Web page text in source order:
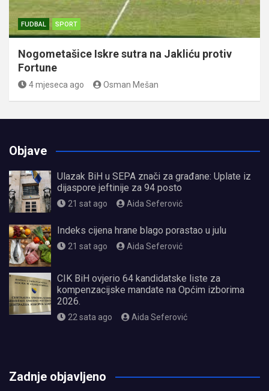
FUDBAL SPORT
Nogometašice Iskre sutra na Jakliću protiv
Fortune
4 mjeseca ago Osman Mešan
Objave
Ulazak BiH u SEPA znači za građane: Uplate iz
dijaspore jeftinije za 94 posto
21 sat ago Aida Seferović
Indeks cijena hrane blago porastao u julu
21 sat ago Aida Seferović
CIK BiH ovjerio 64 kandidatske liste za
kompenzacijske mandate na Općim izborima
2026.
22 sata ago Aida Seferović
Zadnje objavljeno